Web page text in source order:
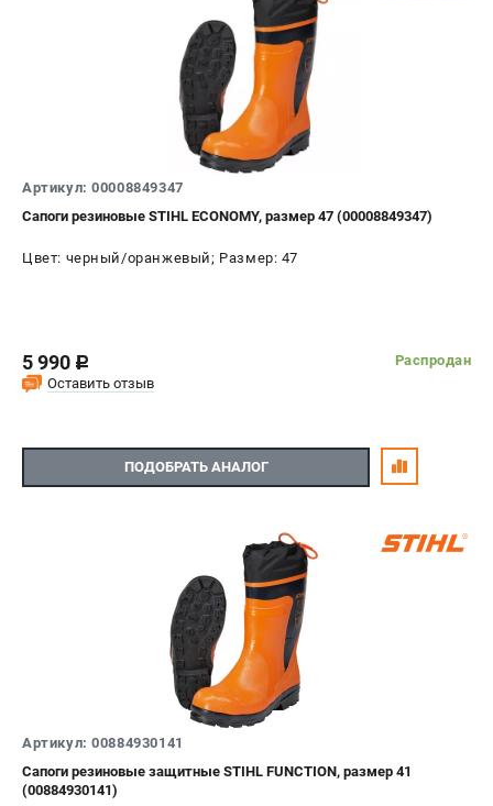
Артикул: 00008849347
Сапоги резиновые STIHL ECONOMY, размер 47 (00008849347)
Цвет: черный/оранжевый; Размер: 47
5 990 c
Распродан
Оставить отзыв
ПОДОБРАТЬ АНАЛОГ
Артикул: 00884930141
Сапоги резиновые защитные STIHL FUNCTION, размер 41
(00884930141)